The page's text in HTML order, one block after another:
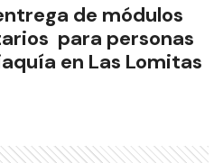
de módulos
para personas
en Las Lomitas